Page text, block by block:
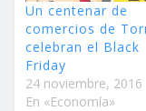
Un centenar de
comercios de
celebran el Black
Friday
24 noviembre, 2016
En «Economía»